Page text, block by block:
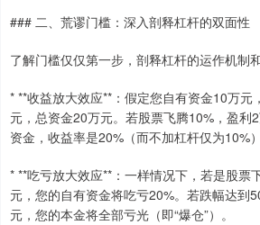
### 二、荒谬门槛：深入剖释杠杆的双面性
了解门槛仅仅第一步，剖释杠杆的运作机制
* **收益放大效应**：假定您自有资金10万元
元，总资金20万元。若股票飞腾10%，盈利
资金，收益率是20%（而不加杠杆仅为10%）
* **吃亏放大效应**：一样情况下，若是股票
元，您的自有资金将吃亏20%。若跌幅达到
元，您的本金将全部亏光（即“爆仓”）。